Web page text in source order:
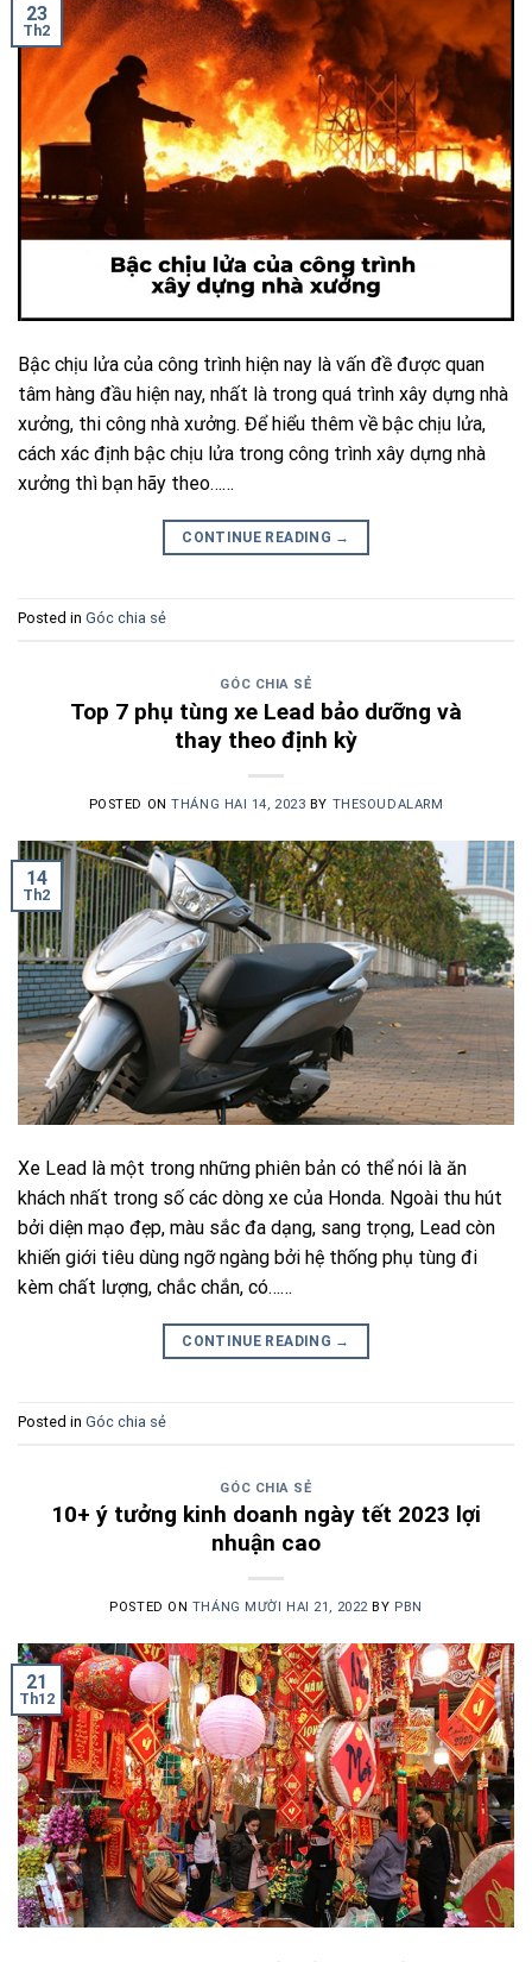
23
Th2
Bậc chịu lửa của công trình hiện nay là vấn đề được quan
tâm hàng đầu hiện nay, nhất là trong quá trình xây dựng nhà
xưởng, thi công nhà xưởng. Để hiểu thêm về bậc chịu lửa,
cách xác định bậc chịu lửa trong công trình xây dựng nhà
xưởng thì bạn hãy theo……
CONTINUE READING →
Posted in Góc chia sẻ
GÓC CHIA SẺ
Top 7 phụ tùng xe Lead bảo dưỡng và
thay theo định kỳ
POSTED ONTHÁNG HAI 14, 2023 BY THESOUDALARM
14
Th2
Xe Lead là một trong những phiên bản có thể nói là ăn
khách nhất trong số các dòng xe của Honda. Ngoài thu hút
bởi diện mạo đẹp, màu sắc đa dạng, sang trọng, Lead còn
khiến giới tiêu dùng ngỡ ngàng bởi hệ thống phụ tùng đi
kèm chất lượng, chắc chắn, có……
CONTINUE READING →
Posted in Góc chia sẻ
GÓC CHIA SẺ
10+ ý tưởng kinh doanh ngày tết 2023 lợi
nhuận cao
POSTED ON THÁNG MƯỜI HAI 21, 2022 BY PBN
21
Th12